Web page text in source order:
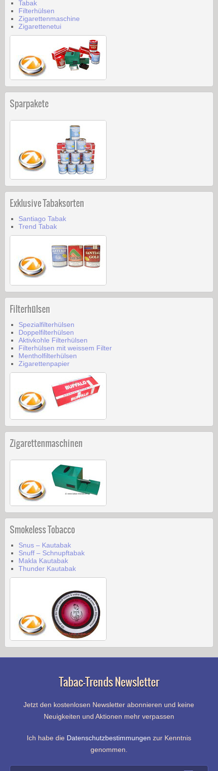
Tabak
Filterhülsen
Zigarettenmaschine
Zigarettenetui
Sparpakete
Exklusive Tabaksorten
Santiago Tabak
Trend Tabak
Filterhülsen
Spezialfilterhülsen
Doppelfilterhülsen
Aktivkohle Filterhülsen
Filterhülsen mit weissem Filter
Mentholfilterhülsen
Zigarettenpapier
Zigarettenmaschinen
Smokeless Tobacco
Snus – Kautabak
Snuff – Schnupftabak
Makla Kautabak
Thunder Kautabak
Tabac-Trends Newsletter
Jetzt den kostenlosen Newsletter abonnieren und keine
Neuigkeiten und Aktionen mehr verpassen
Ich habe die Datenschutzbestimmungen zur Kenntnis
genommen.